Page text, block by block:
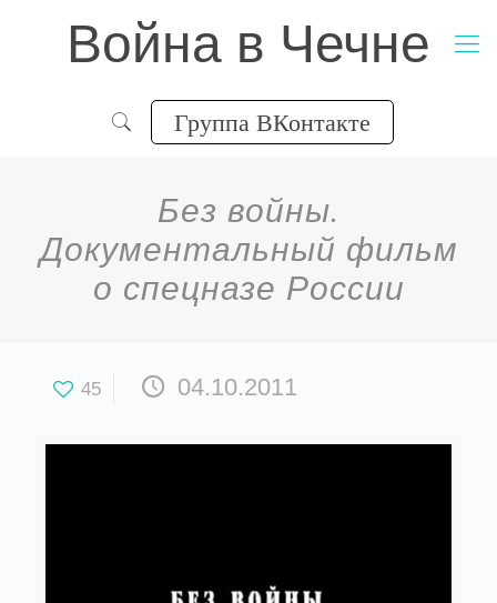
Война в Чечне
Группа ВКонтакте
Без войны.
Документальный фильм
о спецназе России
45 04.10.2011